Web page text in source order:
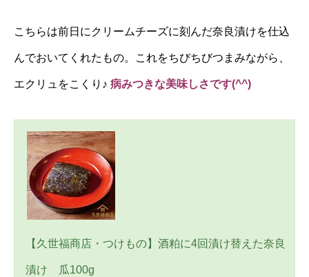
こちらは前日にクリームチーズに刻んだ奈良漬けを仕込
んでおいてくれたもの。これをちびちびつまみながら、
エクリュをこくり♪ 病みつきな美味しさです(^^)
【久世福商店・つけもの】酒粕に4回漬け替えた奈良
漬け 瓜100g